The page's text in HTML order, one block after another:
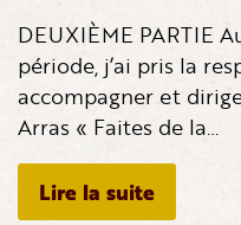
DEUXIÈME PARTIE
période, j’ai pris la
accompagner et
Arras « Faites de la…
Lire la suite